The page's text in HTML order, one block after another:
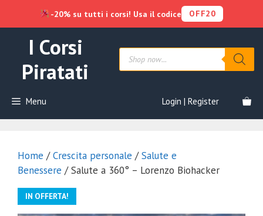
contenuto
I Corsi
Piratati
Products
search
Menu Login | Register
Home /Crescita personale /Salute e
Benessere / Salute a 360° – Lorenzo Biohacker
IN OFFERTA!
-20% su tutti i corsi! Usa il codice OFF20